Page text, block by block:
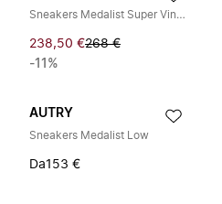
Sneakers Medalist Super Vintage
238,50 €268 €
-11%
AUTRY
Sneakers Medalist Low
Da153 €